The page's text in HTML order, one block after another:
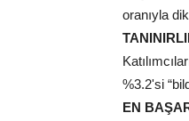
oranıyla
%3.2'si
EN